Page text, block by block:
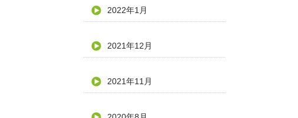
2022年1月
2021年12月
2021年11月